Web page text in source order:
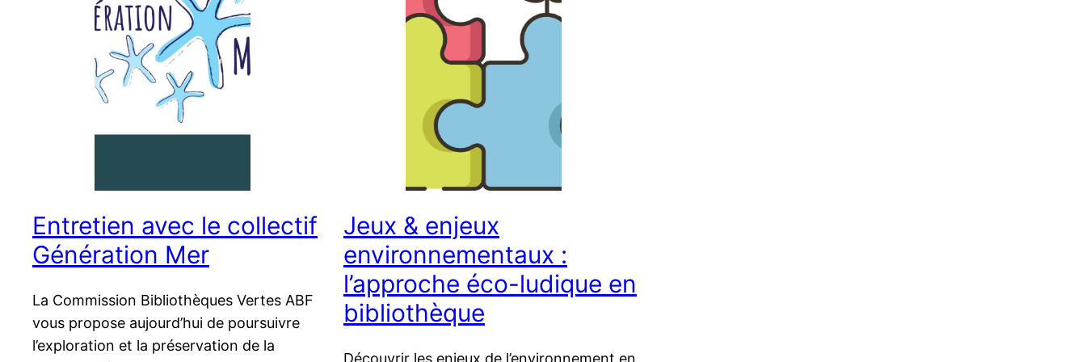
Entretien avec le collectif
Génération Mer
La Commission Bibliothèques Vertes ABF
vous propose aujourd’hui de poursuivre
l’exploration et la préservation de la
Jeux & enjeux
environnementaux :
l’approche éco-ludique en
bibliothèque
Découvrir les enjeux de l’environnement en